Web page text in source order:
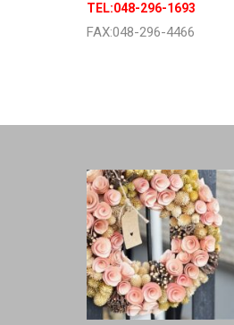
TEL:048-296-1693
FAX:048-296-4466